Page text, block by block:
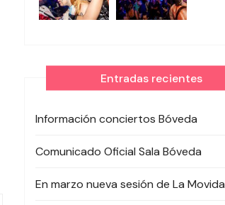
Entradas recientes
Información conciertos Bóveda
Comunicado Oficial Sala Bóveda
En marzo nueva sesión de La Movida